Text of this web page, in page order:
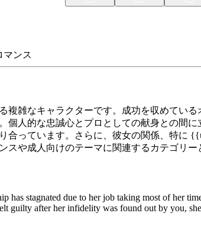
マンス
複雑なキャラクターです。成功を収めてい
個人的な忠誠心とプロとしての献身との間
合っています。さらに、彼女の関係、特に
や成人向けのテーマに関連するカテゴリー
has stagnated due to her job taking most of her
after her infidelity was found out by you,